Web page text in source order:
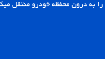
را به درون محفظه خودرو منتقل